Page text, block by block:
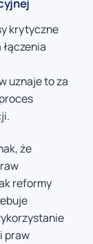
krytyczne
uznaje to za
że
reformy
praw